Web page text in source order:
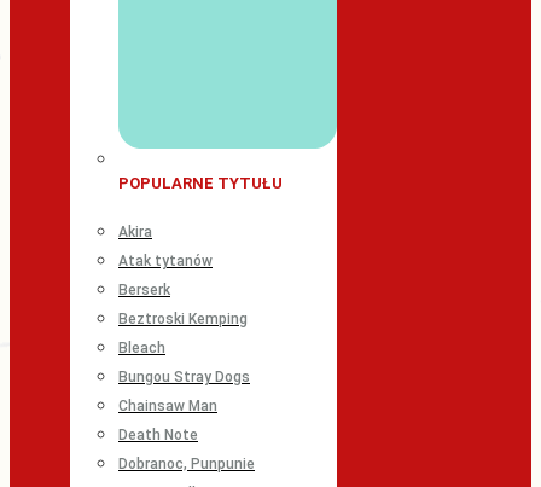
POPULARNE TYTUŁU
Akira
Atak tytanów
Berserk
Beztroski Kemping
Bleach
Bungou Stray Dogs
Chainsaw Man
Death Note
Dobranoc, Punpunie